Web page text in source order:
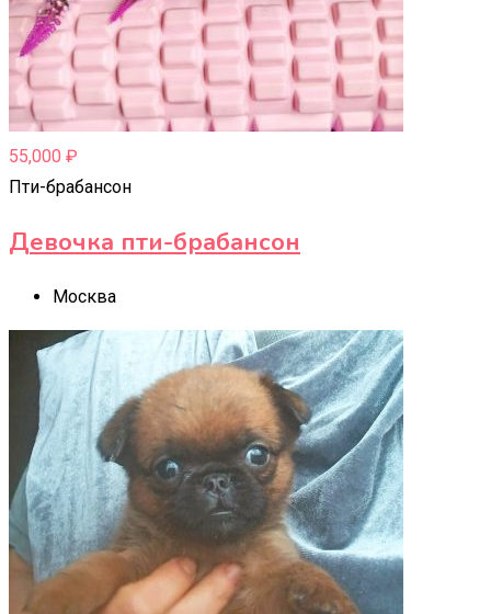
55,000 ₽
Пти-брабансон
Девочка пти-брабансон
Москва